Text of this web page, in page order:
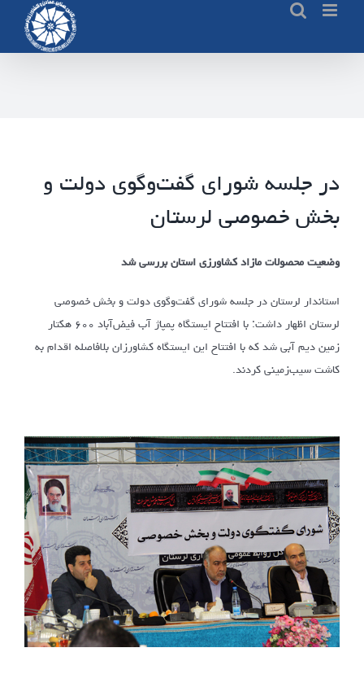
content
در جلسه شورای گفت‌وگوی دولت و
بخش خصوصی لرستان
وضعیت محصولات مازاد کشاورزی استان بررسی شد
استاندار لرستان در جلسه شورای گفت‌وگوی دولت و بخش خصوصی
لرستان اظهار داشت: با افتتاح ایستگاه پمپاژ آب فیض‌آباد ۶۰۰ هکتار
زمین دیم آبی شد که با افتتاح این ایستگاه کشاورزان بلافاصله اقدام به
کاشت سیب‌زمینی کردند.